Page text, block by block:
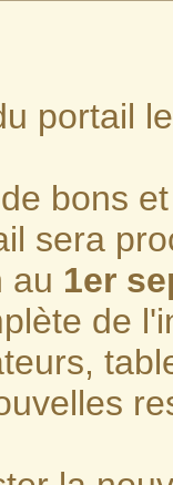
portail
bons
sera
au 1er
de